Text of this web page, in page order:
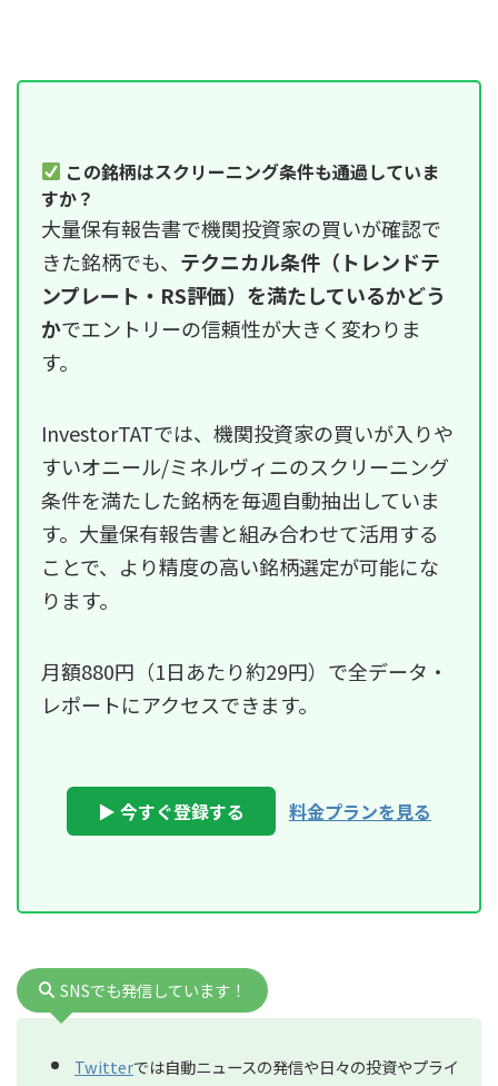
この銘柄はスクリーニング条件も通過していま
すか？
大量保有報告書で機関投資家の買いが確認で
きた銘柄でも、 テクニカル条件（トレンドテ
ンプレート・RS評価）を満たしているかどう
かでエントリーの信頼性が大きく変わりま
す。
InvestorTATでは、機関投資家の買いが入りや
すいオニール/ミネルヴィニのスクリーニング
条件を満たした銘柄を毎週自動抽出していま
す。大量保有報告書と組み合わせて活用する
ことで、より精度の高い銘柄選定が可能にな
ります。
月額880円（1日あたり約29円）で全データ・
レポートにアクセスできます。
▶ 今すぐ登録する 料金プランを見る
SNSでも発信しています！
Twitterでは自動ニュースの発信や日々の投資やプライ